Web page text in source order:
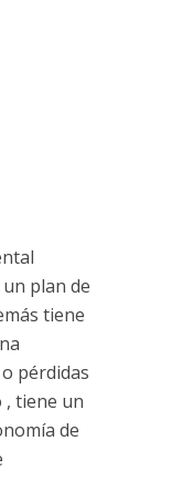
plan de
tiene
pérdidas
, tiene un
de